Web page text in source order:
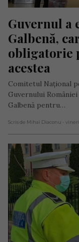
Guvernul a
Galbenă,
obligatorie
acestea
Comitetul Național
Guvernului
Galbenă pentru…
Scris de Mihai Diaconu -